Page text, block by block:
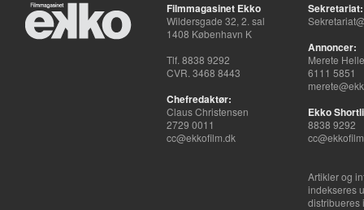
Filmmagasinet Ekko
Wildersgade 32, 2. sal
1408 København K
Tlf. 8838 9292
CVR. 3468 8443
Chefredaktør:
Claus Christensen
2729 0011
cc@ekkofilm.dk
Sekretariat:
Annoncer:
Merete
6111 5851
Ekko
8838 9292
Artikler og
indekseres
distribueres